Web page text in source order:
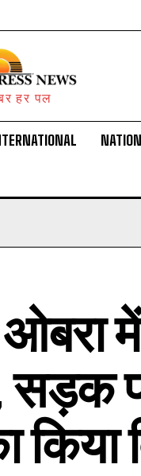
हर पल
सड़क
किया